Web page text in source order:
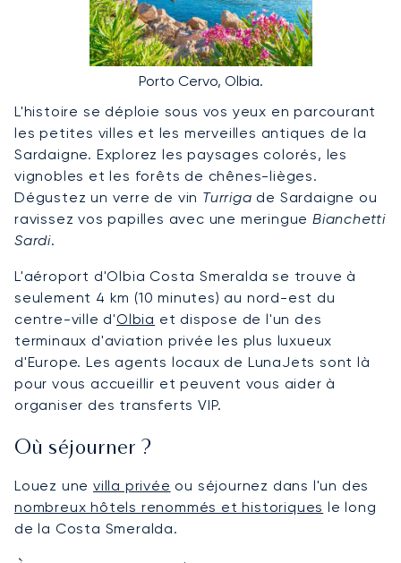
Porto Cervo, Olbia.
L'histoire se déploie sous vos yeux en parcourant
les petites villes et les merveilles antiques de la
Sardaigne. Explorez les paysages colorés, les
vignobles et les forêts de chênes-lièges.
Dégustez un verre de vin Turriga de Sardaigne ou
ravissez vos papilles avec une meringue Bianchetti
Sardi.
L'aéroport d'Olbia Costa Smeralda se trouve à
seulement 4 km (10 minutes) au nord-est du
centre-ville d'Olbia et dispose de l'un des
terminaux d'aviation privée les plus luxueux
d'Europe. Les agents locaux de LunaJets sont là
pour vous accueillir et peuvent vous aider à
organiser des transferts VIP.
Où séjourner ?
Louez unevilla privée ou séjournez dans l'un des
nombreux hôtels renommés et historiques le long
de la Costa Smeralda.